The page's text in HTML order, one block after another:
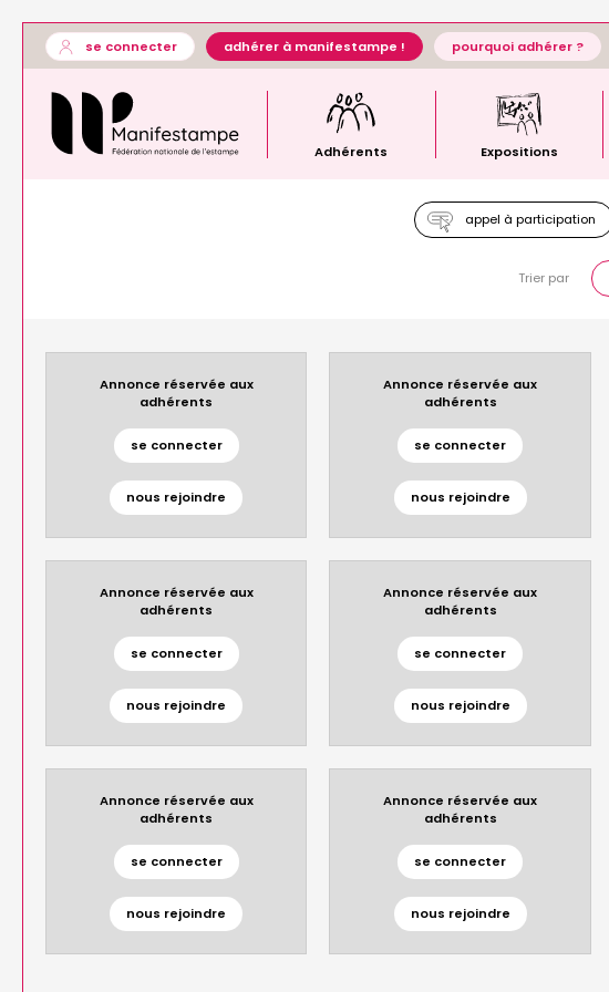
Aller
principal
User
account
menu
se connecter adhérer à manifestampe ! pourquoi adhérer ?
—
menu
principal
Adhérents Expositions
appel à participation
Trier par
Annonce réservée aux
adhérents
se connecter
nous rejoindre
Annonce réservée aux
adhérents
se connecter
nous rejoindre
Annonce réservée aux
adhérents
se connecter
nous rejoindre
Annonce réservée aux
adhérents
se connecter
nous rejoindre
Annonce réservée aux
adhérents
se connecter
nous rejoindre
Annonce réservée aux
adhérents
se connecter
nous rejoindre